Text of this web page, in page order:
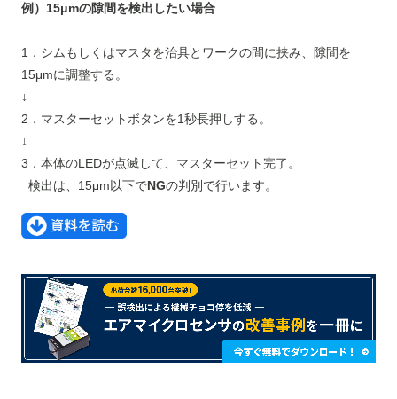
例）15μmの隙間を検出したい場合
1．シムもしくはマスタを治具とワークの間に挟み、隙間を
15μmに調整する。
↓
2．マスターセットボタンを1秒長押しする。
↓
3．本体のLEDが点滅して、マスターセット完了。
検出は、15μm以下でNGの判別で行います。